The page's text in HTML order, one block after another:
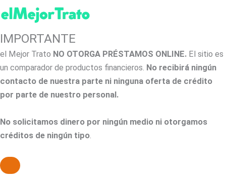
IMPORTANTE
el Mejor Trato NO OTORGA PRÉSTAMOS ONLINE. El sitio es
un comparador de productos financieros. No recibirá ningún
contacto de nuestra parte ni ninguna oferta de crédito
por parte de nuestro personal.
No solicitamos dinero por ningún medio ni otorgamos
créditos de ningún tipo.